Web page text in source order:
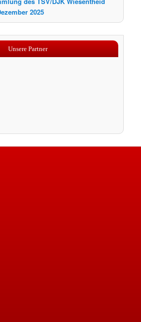
2025
Unsere Partner